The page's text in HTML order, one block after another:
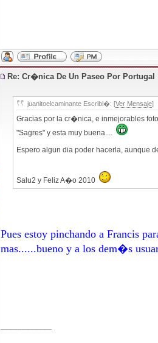
Re: Cr�nica De Un Paseo Por Portugal
juanitoelcaminante Escribi�: [Ver Mensaje]
Gracias por la cr�nica, e inmejorables
"Sagres" y esta muy buena....
Espero algun dia poder hacerla, aunque
Salu2 y Feliz A�o 2010
Pues estoy pinchando a Francis
mas......bueno y a los dem�s